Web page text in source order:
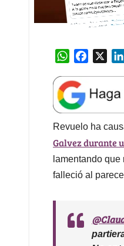
W
a
t
s
A
p
p
e
b
o
o
k
Revuelo ha
Galvez durante
lamentando
falleció al